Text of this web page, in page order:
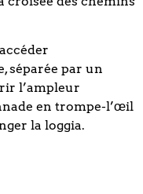
séparée par un
l’ampleur
en trompe-l’œil
la loggia.